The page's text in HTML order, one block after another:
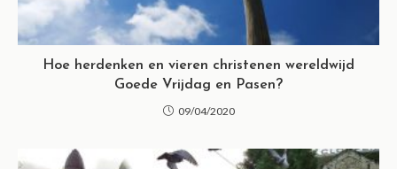
Hoe herdenken en vieren christenen wereldwijd
Goede Vrijdag en Pasen?
09/04/2020